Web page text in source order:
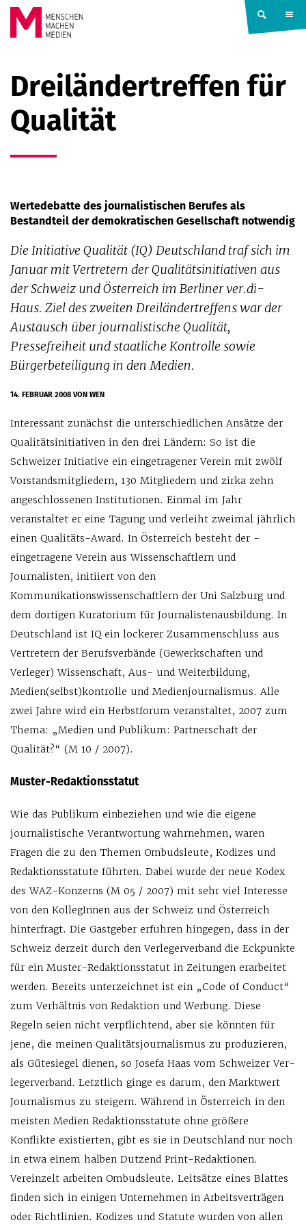
Springe zum Inhalt
MACHEN
MEDIEN
Dreiländertreffen für
Qualität
Wertedebatte des journalistischen Berufes als
Bestandteil der demokratischen Gesellschaft notwendig
Die Initiative Qualität (IQ) Deutschland traf sich im
Januar mit Vertretern der Qualitätsinitiativen aus
der Schweiz und Österreich im Berliner ver.di-
Haus. Ziel des zweiten Dreiländertreffens war der
Austausch über journalistische Qualität,
Pressefreiheit und staatliche Kontrolle sowie
Bürgerbeteiligung in den Medien.
14. FEBRUAR 2008VON WEN
Interessant zunächst die unterschiedli­chen Ansätze der
Qualitätsinitiativen in den drei Ländern: So ist die
Schweizer Initiative ein eingetragener Verein mit zwölf
Vorstandsmitgliedern, 130 Mitgliedern und zirka zehn
angeschlossenen Institutionen. Einmal im Jahr
veranstaltet er eine Tagung und verleiht zweimal jährlich
einen Qualitäts-Award. In Österreich besteht der ­
eingetragene Verein aus Wissenschaftlern und
Journalisten, initiiert von den
Kommunikationswissenschaftlern der Uni Salz­burg und
dem dortigen Kuratorium für Journalistenausbildung. In
Deutschland ist IQ ein lockerer Zusammenschluss aus
Vertretern der Berufsverbände (Gewerkschaften und
Verleger) Wissenschaft, Aus- und Weiterbildung,
Medien(selbst)kontrolle und Medienjournalismus. Alle
zwei Jahre wird ein Herbstforum veranstaltet, 2007 zum
Thema: „Medien und Publikum: Partnerschaft der
Qualität?“ (M 10 / 2007).
Muster-Redaktionsstatut
Wie das Publikum einbeziehen und wie die eigene
journalistische Verantwortung wahrnehmen, waren
Fragen die zu den Themen Ombudsleute, Kodizes und
Redaktionsstatute führten. Dabei wurde der neue Kodex
des WAZ-Konzerns (M 05 / 2007) mit sehr viel Interesse
von den KollegInnen aus der Schweiz und Österreich
hinterfragt. Die Gastgeber erfuhren hingegen, dass in der
Schweiz derzeit durch den Verlegerverband die Eckpunkte
für ein Muster-Redaktionsstatut in Zeitungen erarbeitet
werden. Bereits unterzeichnet ist ein „Code of Conduct“
zum Verhältnis von Redaktion und Werbung. Diese
Regeln seien nicht verpflichtend, aber sie könnten für
jene, die meinen Qualitätsjournalismus zu produzieren,
als Gütesiegel dienen, so Josefa Haas vom Schweizer Ver­
legerverband. Letztlich ginge es darum, den Marktwert
Journalismus zu steigern. Während in Österreich in den
meisten Medien Redaktionsstatute ohne größere
Konflikte existierten, gibt es sie in Deutschland nur noch
in etwa einem halben Dutzend Print-Redaktionen.
Vereinzelt arbeiten Ombudsleute. Leitsätze eines Blattes
finden sich in einigen Unternehmen in Arbeitsverträgen
oder Richtlinien. Kodizes und Statute wurden von allen